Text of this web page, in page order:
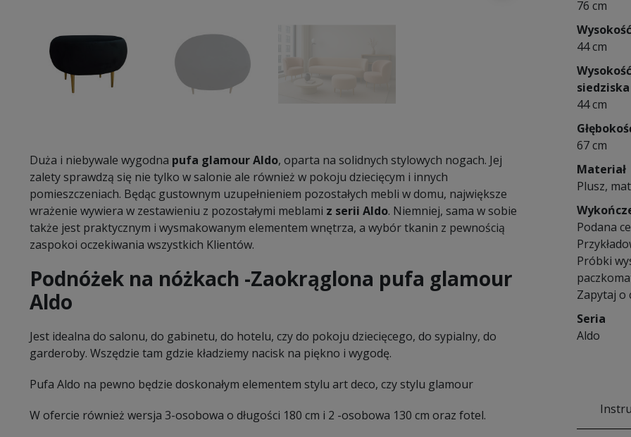
Duża i niebywale wygodna pufa glamour Aldo, oparta na solidnych stylowych nogach. Jej
zalety sprawdzą się nie tylko w salonie ale również w pokoju dziecięcym i innych
pomieszczeniach. Będąc gustownym uzupełnieniem pozostałych mebli w domu, największe
wrażenie wywiera w zestawieniu z pozostałymi meblami z serii Aldo. Niemniej, sama w sobie
także jest praktycznym i wysmakowanym elementem wnętrza, a wybór tkanin z pewnością
zaspokoi oczekiwania wszystkich Klientów.
Podnóżek na nóżkach -Zaokrąglona pufa glamour
Aldo
Jest idealna do salonu, do gabinetu, do hotelu, czy do pokoju dziecięcego, do sypialny, do
garderoby. Wszędzie tam gdzie kładziemy nacisk na piękno i wygodę.
Pufa Aldo na pewno będzie doskonałym elementem stylu art deco, czy stylu glamour
W ofercie również wersja 3-osobowa o długości 180 cm i 2 -osobowa 130 cm oraz fotel.
76 cm
Wysokość
44 cm
Wysokość
siedziska
44 cm
67 cm
Materiał
Plusz,
Podana
Próbki
Zapytaj o
Seria
Aldo